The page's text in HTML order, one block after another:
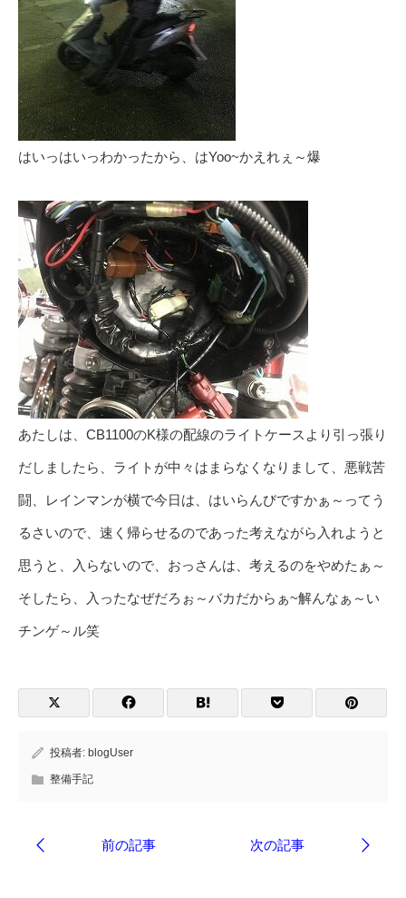
はいっはいっわかったから、はYoo~かえれぇ～爆
あたしは、CB1100のK様の配線のライトケースより引っ張り
だしましたら、ライトが中々はまらなくなりまして、悪戦苦
闘、レインマンが横で今日は、はいらんびですかぁ～ってう
るさいので、速く帰らせるのであった考えながら入れようと
思うと、入らないので、おっさんは、考えるのをやめたぁ～
そしたら、入ったなぜだろぉ～バカだからぁ~解んなぁ～い
チンゲ～ル笑
投稿者: blogUser
整備手記